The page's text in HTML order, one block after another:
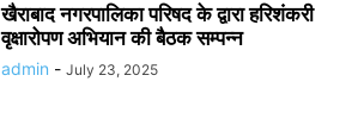
खैराबाद नगरपालिका परिषद के द्वारा हरिशंकरी
वृक्षारोपण अभियान की बैठक सम्पन्न
admin - July 23, 2025